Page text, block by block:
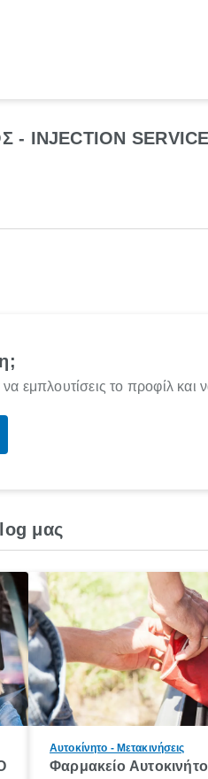
INJECTION SERVICE
εμπλουτίσεις το προφίλ και
μας
Αυτοκίνητο - Μετακινήσεις
Φαρμακείο